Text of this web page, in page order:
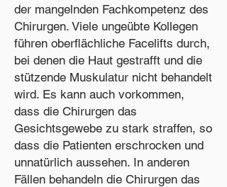
der mangelnden Fachkompetenz des
Chirurgen. Viele ungeübte Kollegen
führen oberflächliche Facelifts durch,
bei denen die Haut gestrafft und die
stützende Muskulatur nicht behandelt
wird. Es kann auch vorkommen,
dass die Chirurgen das
Gesichtsgewebe zu stark straffen, so
dass die Patienten erschrocken und
unnatürlich aussehen. In anderen
Fällen behandeln die Chirurgen das